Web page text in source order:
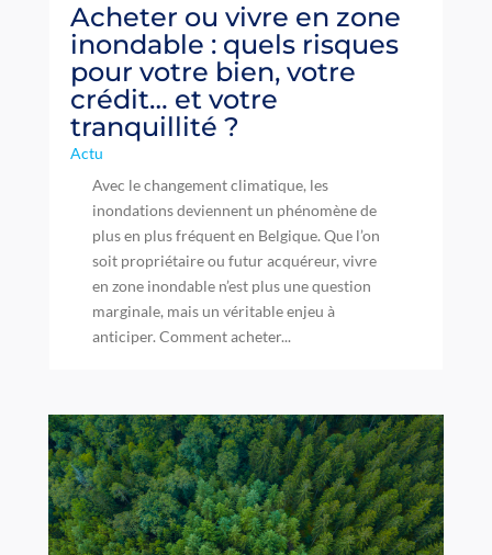
Acheter ou vivre en zone
inondable : quels risques
pour votre bien, votre
crédit… et votre
tranquillité ?
Actu
Avec le changement climatique, les
inondations deviennent un phénomène de
plus en plus fréquent en Belgique. Que l’on
soit propriétaire ou futur acquéreur, vivre
en zone inondable n’est plus une question
marginale, mais un véritable enjeu à
anticiper. Comment acheter...